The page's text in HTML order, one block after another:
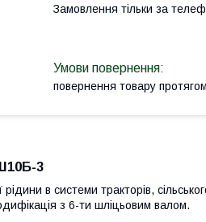
Замовлення тільки за
повернення товару
3
в системи тракторів,
з 6-ти шліцьовим валом.